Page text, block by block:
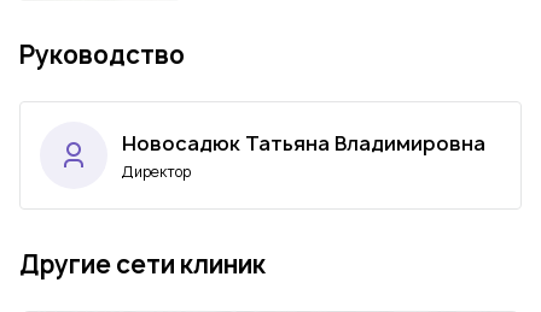
Руководство
Новосадюк Татьяна Владимировна
Директор
Другие сети клиник